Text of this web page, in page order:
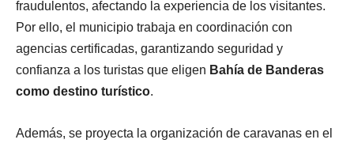
fraudulentos, afectando la experiencia de los visitantes.
Por ello, el municipio trabaja en coordinación con
agencias certificadas, garantizando seguridad y
confianza a los turistas que eligen Bahía de Banderas
como destino turístico.
Además, se proyecta la organización de caravanas en el